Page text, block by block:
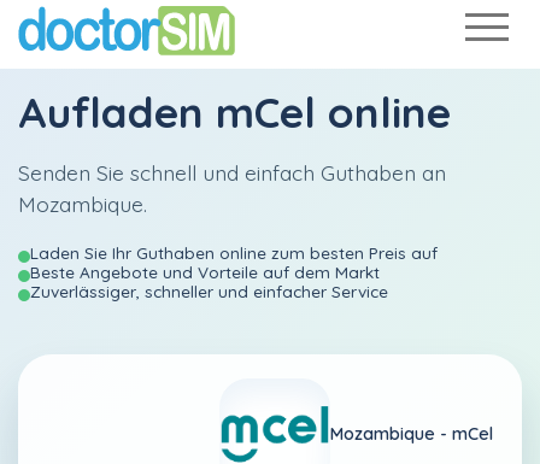
Aufladen mCel online
Senden Sie schnell und einfach Guthaben an
Mozambique.
Laden Sie Ihr Guthaben online zum besten Preis auf
Beste Angebote und Vorteile auf dem Markt
Zuverlässiger, schneller und einfacher Service
Mozambique - mCel